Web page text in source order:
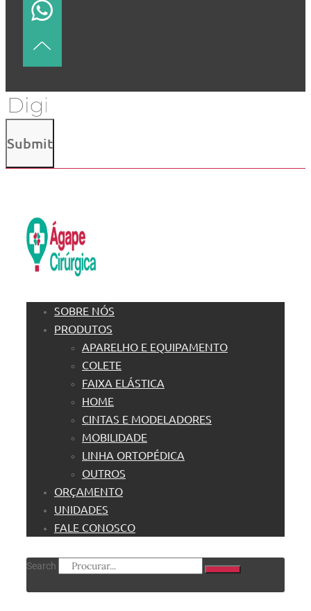
Submit
SOBRE NÓS
PRODUTOS
APARELHO E EQUIPAMENTO
COLETE
FAIXA ELÁSTICA
HOME
CINTAS E MODELADORES
MOBILIDADE
LINHA ORTOPÉDICA
OUTROS
ORÇAMENTO
UNIDADES
FALE CONOSCO
Search